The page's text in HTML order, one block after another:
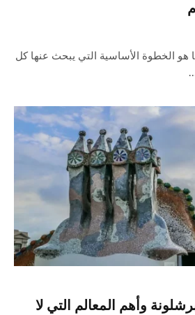
هو الخطوة الأساسية التي يبحث عنها كل
وأهم المعالم التي لا